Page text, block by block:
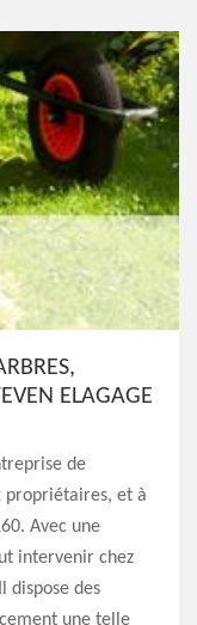
ELAGAGE
de
propriétaires, et à
Avec une
intervenir chez
dispose des
une telle